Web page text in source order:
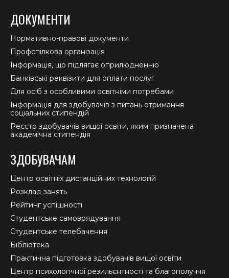
ДОКУМЕНТИ
Нормативно-правові документи
Профспілкова організація
Інформація, що підлягає оприлюдненню
Банківські реквізити для оплати послуг
Для осіб з особливими освітніми потребами
Інформація для здобувачів з питань отримання
соціальних стипендій
Реєстр здобувачів вищої освіти, яким призначена
академічна стипендія
ЗДОБУВАЧАМ
Центр освітніх дистанційних технологій
Розклад занять
Рейтинг успішності
Студентське самоврядування
Студентське телебачення
Бібліотека
Практична підготовка здобувачів вищої освіти
Центр психологічної резильєнтності та благополуччя